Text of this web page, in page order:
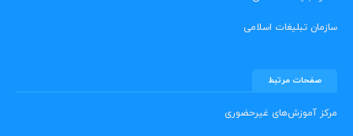
سازمان تبلیغات اسلامی
صفحات مرتبط
مرکز آموزش‌های غیرحضوری